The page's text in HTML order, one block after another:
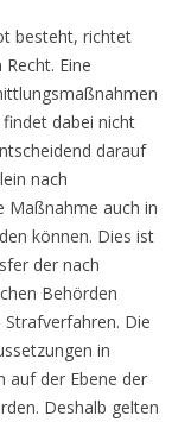
besteht, richtet
Eine
dabei nicht
darauf
nach
Maßnahme auch in
können. Dies ist
der nach
Behörden
Die
in
auf der Ebene der
Deshalb gelten